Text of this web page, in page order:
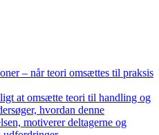
– når teori omsættes til praksis
at omsætte teori til handling og
hvordan denne
motiverer deltagerne og